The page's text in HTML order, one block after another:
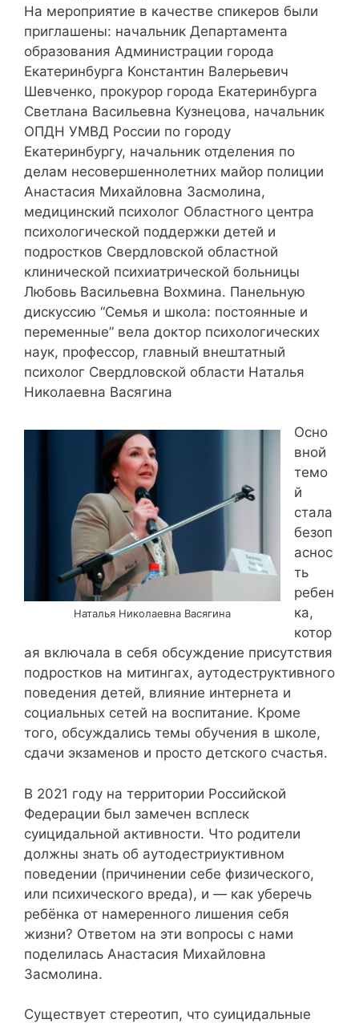
На мероприятие в качестве спикеров были
приглашены: начальник Департамента
образования Администрации города
Екатеринбурга Константин Валерьевич
Шевченко, прокурор города Екатеринбурга
Светлана Васильевна Кузнецова, начальник
ОПДН УМВД России по городу
Екатеринбургу, начальник отделения по
делам несовершеннолетних майор полиции
Анастасия Михайловна Засмолина,
медицинский психолог Областного центра
психологической поддержки детей и
подростков Свердловской областной
клинической психиатрической больницы
Любовь Васильевна Вохмина. Панельную
дискуссию “Семья и школа: постоянные и
переменные” вела доктор психологических
наук, профессор, главный внештатный
психолог Свердловской области Наталья
Николаевна Васягина
Наталья Николаевна Васягина
Осно
вной
темо
й
стала
безоп
аснос
ть
ребен
ка,
котор
ая включала в себя обсуждение присутствия
подростков на митингах, аутодеструктивного
поведения детей, влияние интернета и
социальных сетей на воспитание. Кроме
того, обсуждались темы обучения в школе,
сдачи экзаменов и просто детского счастья.
В 2021 году на территории Российской
Федерации был замечен всплеск
суицидальной активности. Что родители
должны знать об аутодестриуктивном
поведении (причинении себе физического,
или психического вреда), и — как уберечь
ребёнка от намеренного лишения себя
жизни? Ответом на эти вопросы с нами
поделилась Анастасия Михайловна
Засмолина.
Существует стереотип, что суицидальные